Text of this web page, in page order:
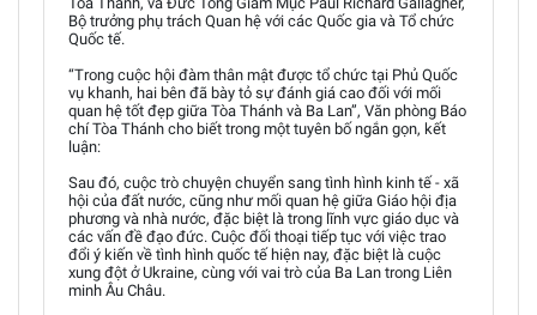
Bộ trưởng phụ trách Quan hệ với các Quốc gia và Tổ chức
Quốc tế.
“Trong cuộc hội đàm thân mật được tổ chức tại Phủ Quốc
vụ khanh, hai bên đã bày tỏ sự đánh giá cao đối với mối
quan hệ tốt đẹp giữa Tòa Thánh và Ba Lan”, Văn phòng Báo
chí Tòa Thánh cho biết trong một tuyên bố ngắn gọn, kết
luận:
Sau đó, cuộc trò chuyện chuyển sang tình hình kinh tế - xã
hội của đất nước, cũng như mối quan hệ giữa Giáo hội địa
phương và nhà nước, đặc biệt là trong lĩnh vực giáo dục và
các vấn đề đạo đức. Cuộc đối thoại tiếp tục với việc trao
đổi ý kiến về tình hình quốc tế hiện nay, đặc biệt là cuộc
xung đột ở Ukraine, cùng với vai trò của Ba Lan trong Liên
minh Âu Châu.